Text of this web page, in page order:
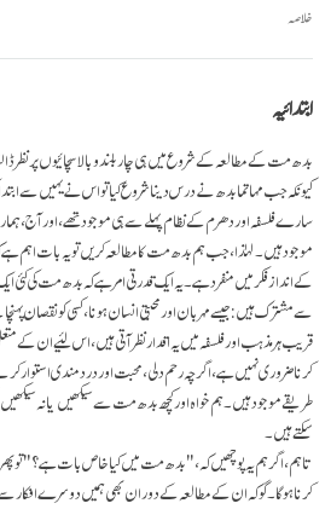
خلاصہ
ابتدائیہ
بدھ مت کے مطالعہ کے شروع میں ہی چار بلند و بالا سچائیوں پر
کیونکہ جب مہاتما بدھ نے درس دینا شروع کیا تو اس نے یہیں سے
سارے فلسفہ اور دھرم کے نظام پہلے سے ہی موجود تھے، اور آج،
موجود ہیں۔ لہٰذا، جب ہم بدھ مت کا مطالعہ کریں تو یہ بات اہم
کے انداز فکر میں منفرد ہے۔ یہ ایک قدرتی امر ہے کہ بدھ مت کی
سے مشترک ہیں: جیسے مہربان اور محبتی انسان ہونا، کسی کو نقصان
قریب ہر مذہب اور فلسفہ میں یہ اقدار نظر آتی ہیں، اس لئیے ان کے
کرنا ضروری نہیں ہے، اگرچہ رحم دلی، محبت اور درد مندی
طریقے موجود ہیں۔ ہم خواہ اور کچھ بدھ مت سے سیکھیں یا نہ
سکتے ہیں۔
تاہم، اگر ہم یہ پوچھیں کہ،"بدھ مت میں کیا خاص بات ہے؟" تو پھر
کرنا ہو گا۔ گو کہ ان کے مطالعہ کے دوران بھی ہمیں دوسرے